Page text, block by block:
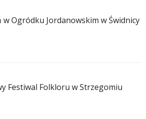
Ogródku Jordanowskim w Świdnicy
Festiwal Folkloru w Strzegomiu